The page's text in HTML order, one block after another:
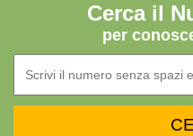
Cerca il
per